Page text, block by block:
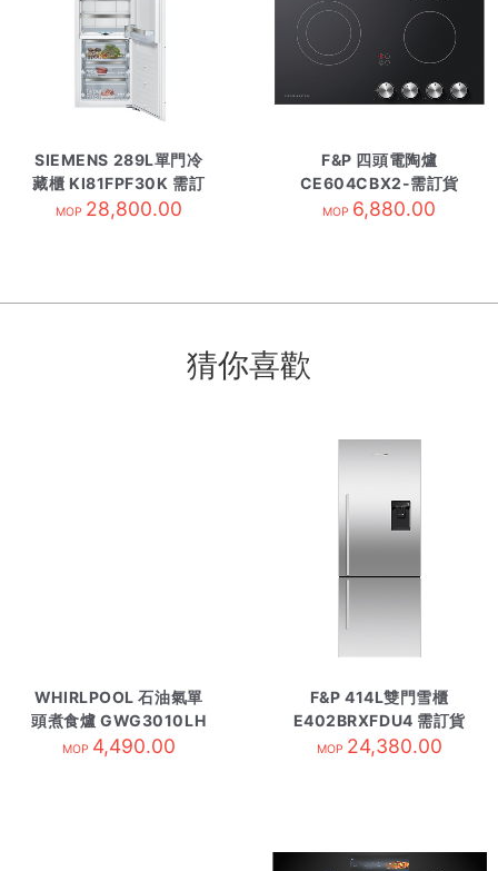
SIEMENS 289L單門冷
藏櫃 KI81FPF30K 需訂
貨
MOP 28,800.00
F&P 四頭電陶爐
CE604CBX2-需訂貨
MOP 6,880.00
猜你喜歡
WHIRLPOOL 石油氣單
頭煮食爐 GWG3010LH
MOP 4,490.00
F&P 414L雙門雪櫃
E402BRXFDU4 需訂貨
MOP 24,380.00